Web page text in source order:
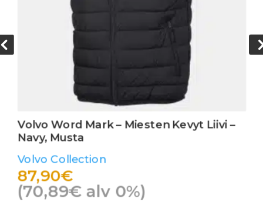
Volvo Word Mark – Miesten Kevyt Liivi –
Navy, Musta
Volvo Collection
87,90€
(70,89€alv 0%)